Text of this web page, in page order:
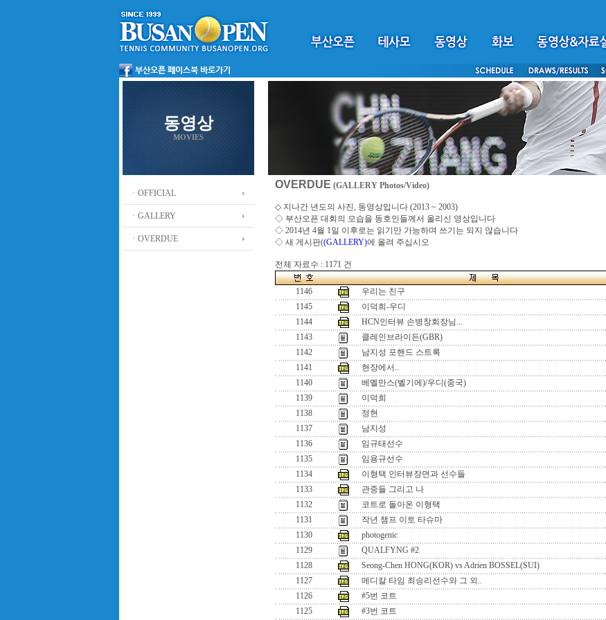
동영상
MOVIES
ㆍOFFICIAL
ㆍGALLERY
ㆍOVERDUE
OVERDUE (GALLERY Photos/Video)
◇ 지나간 년도의 사진, 동영상입니다 (2013 ~ 2003)
◇ 부산오픈 대회의 모습을 동호인들께서 올리신 영상입니다
◇ 2014년 4월 1일 이후로는 읽기만 가능하며 쓰기는 되지 않습니다
◇ 새 게시판((GALLERY)에 올려 주십시오
전체 자료수 : 1171 건
1146 우리는 친구
1145
이덕희-우디
1144
HCN인터뷰 손병창회장님...
1143
클레인브라이든(GBR)
1142
남지성 포핸드 스트록
1141
현장에서..
1140
베멜만스(벨기에)/우디(중국)
1139
이덕희
1138
정현
1137
남지성
1136
임규태선수
1135
임용규선수
1134
이형택 인터뷰장면과 선수들
1133
관중들 그리고 나
1132
코트로 돌아온 이형택
1131
작년 챔프 이토 타슈마
1130
photogenic
1129
QUALFYNG #2
1128
Seong-Chen HONG(KOR) vs Adrien BOSSEL(SUI)
1127
메디칼 타임 최승리선수와 그 외..
1126
#5번 코트
1125
#3번 코트